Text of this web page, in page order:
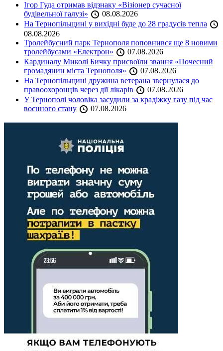
Ігор Гуда отримав відзнаку «Візіонер сучасної
будівельної галузі»
08.08.2026
На Тернопільщині у вихідні буде до 28 градусів тепла
08.08.2026
Тролейбусний парк Тернополя поповнився ще 8 новими
тролейбусами «Електрон»
07.08.2026
Кардиналу Миколі Бичку присвоїли звання «Почесний
громадянин міста Тернополя»
07.08.2026
На Тернопільщині дружина ветерана звернулася до
правоохоронців через дії лікарів
07.08.2026
У Тернополі чоловіка засудили за крадіжку газу під час
воєнного стану
07.08.2026